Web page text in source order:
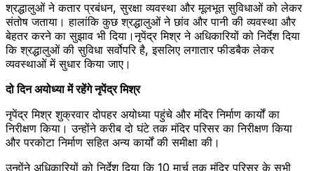
श्रद्धालुओं ने कतार प्रबंधन, सुरक्षा व्यवस्था और मूलभूत सुविधाओं को लेकर
संतोष जताया। हालांकि कुछ श्रद्धालुओं ने छांव और पानी की व्यवस्था और
बेहतर करने का सुझाव भी दिया।नृपेंद्र मिश्र ने अधिकारियों को निर्देश दिया
कि श्रद्धालुओं की सुविधा सर्वोपरि है, इसलिए लगातार फीडबैक लेकर
व्यवस्थाओं में सुधार किया जाए।
दो दिन अयोध्या में रहेंगे नृपेंद्र मिश्र
नृपेंद्र मिश्र शुक्रवार दोपहर अयोध्या पहुंचे और मंदिर निर्माण कार्यों का
निरीक्षण किया। उन्होंने करीब दो घंटे तक मंदिर परिसर का निरीक्षण किया
और परकोटा निर्माण सहित अन्य कार्यों की समीक्षा की।
उन्होंने अधिकारियों को निर्देश दिया कि 10 मार्च तक मंदिर परिसर के सभी